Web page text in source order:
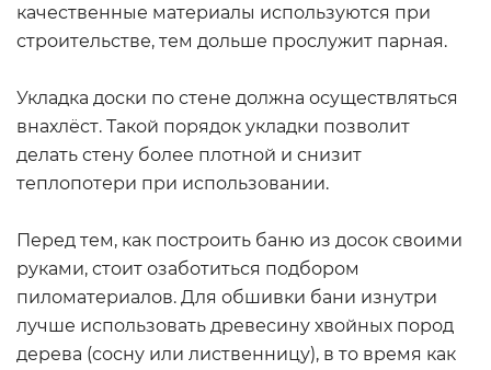
качественные материалы используются при
строительстве, тем дольше прослужит парная.
Укладка доски по стене должна осуществляться
внахлёст. Такой порядок укладки позволит
делать стену более плотной и снизит
теплопотери при использовании.
Перед тем, как построить баню из досок своими
руками, стоит озаботиться подбором
пиломатериалов. Для обшивки бани изнутри
лучше использовать древесину хвойных пород
дерева (сосну или лиственницу), в то время как